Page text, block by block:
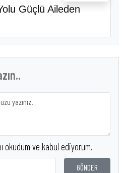
Güçlü Aileden
okudum ve kabul ediyorum.
GÖNDER